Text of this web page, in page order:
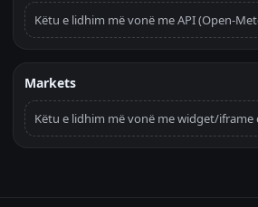
Këtu e lidhim më vonë me API (Open-
Markets
Këtu e lidhim më vonë me widget/iframe